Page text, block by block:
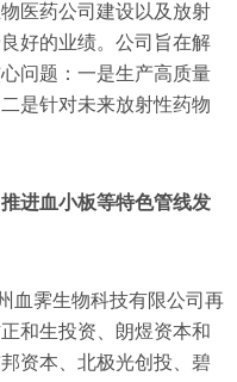
医药公司建设以及放射
好的业绩。公司旨在解
问题：一是生产高质量
是针对未来放射性药物
进血小板等特色管线发
血霁生物科技有限公司再
和生投资、朗煜资本和
资本、北极光创投、碧